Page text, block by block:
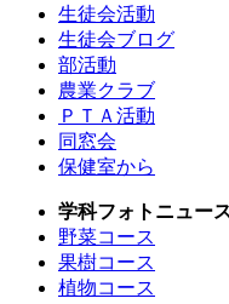
生徒会活動
生徒会ブログ
部活動
農業クラブ
ＰＴＡ活動
同窓会
保健室から
学科フォトニュー
野菜コース
果樹コース
植物コース